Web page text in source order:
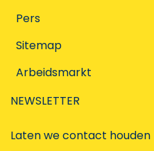
Pers
Sitemap
Arbeidsmarkt
NEWSLETTER
Laten we contact houden